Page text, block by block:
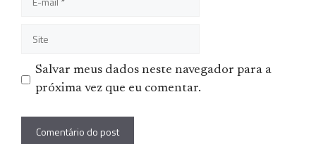
mail
Salvar meus dados neste navegador para a
próxima vez que eu comentar.